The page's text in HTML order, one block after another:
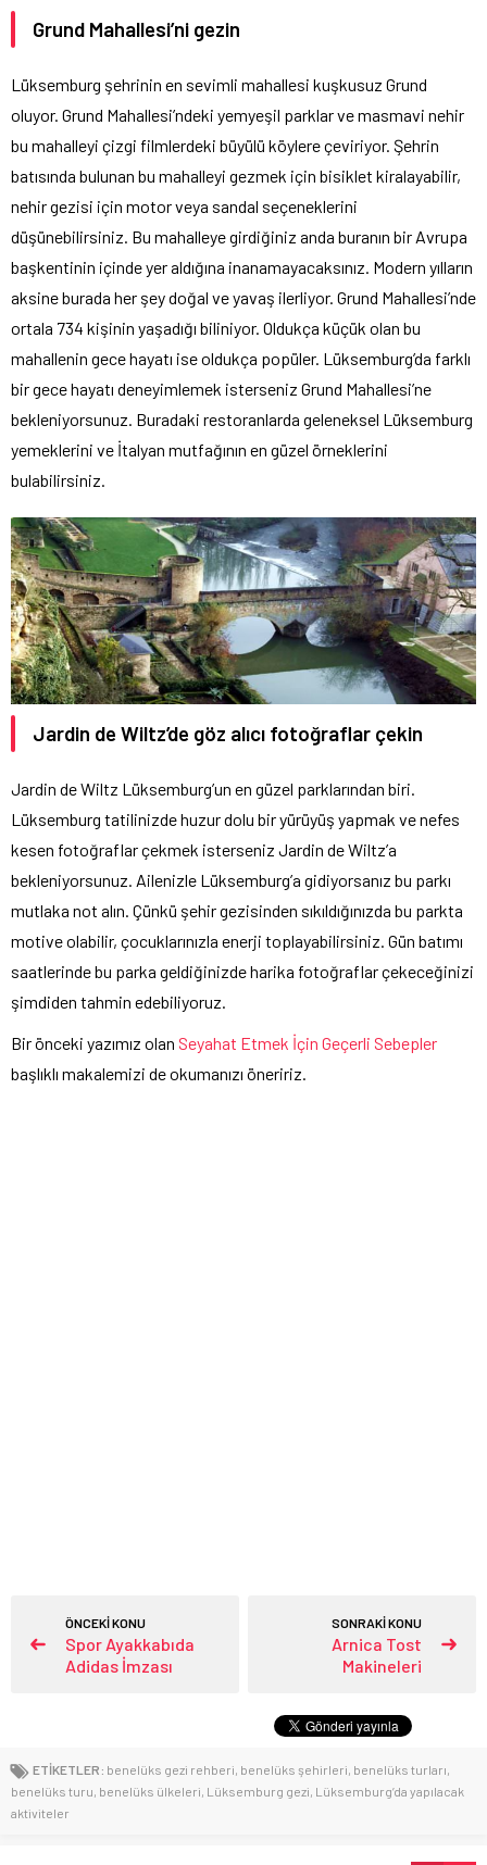
Grund Mahallesi’ni gezin
Lüksemburg şehrinin en sevimli mahallesi kuşkusuz Grund
oluyor. Grund Mahallesi’ndeki yemyeşil parklar ve masmavi nehir
bu mahalleyi çizgi filmlerdeki büyülü köylere çeviriyor. Şehrin
batısında bulunan bu mahalleyi gezmek için bisiklet kiralayabilir,
nehir gezisi için motor veya sandal seçeneklerini
düşünebilirsiniz. Bu mahalleye girdiğiniz anda buranın bir Avrupa
başkentinin içinde yer aldığına inanamayacaksınız. Modern yılların
aksine burada her şey doğal ve yavaş ilerliyor. Grund Mahallesi’nde
ortala 734 kişinin yaşadığı biliniyor. Oldukça küçük olan bu
mahallenin gece hayatı ise oldukça popüler. Lüksemburg’da farklı
bir gece hayatı deneyimlemek isterseniz Grund Mahallesi’ne
bekleniyorsunuz. Buradaki restoranlarda geleneksel Lüksemburg
yemeklerini ve İtalyan mutfağının en güzel örneklerini
bulabilirsiniz.
Jardin de Wiltz’de göz alıcı fotoğraflar çekin
Jardin de Wiltz Lüksemburg’un en güzel parklarından biri.
Lüksemburg tatilinizde huzur dolu bir yürüyüş yapmak ve nefes
kesen fotoğraflar çekmek isterseniz Jardin de Wiltz’a
bekleniyorsunuz. Ailenizle Lüksemburg’a gidiyorsanız bu parkı
mutlaka not alın. Çünkü şehir gezisinden sıkıldığınızda bu parkta
motive olabilir, çocuklarınızla enerji toplayabilirsiniz. Gün batımı
saatlerinde bu parka geldiğinizde harika fotoğraflar çekeceğinizi
şimdiden tahmin edebiliyoruz.
Bir önceki yazımız olan Seyahat Etmek İçin Geçerli Sebepler
başlıklı makalemizi de okumanızı öneririz.
ÖNCEKİ KONU
Spor Ayakkabıda
Adidas İmzası
SONRAKİ KONU
Arnica Tost
Makineleri
ETİKETLER: benelüks gezi rehberi, benelüks şehirleri, benelüks turları,
benelüks turu, benelüks ülkeleri, Lüksemburg gezi, Lüksemburg’da yapılacak
aktiviteler